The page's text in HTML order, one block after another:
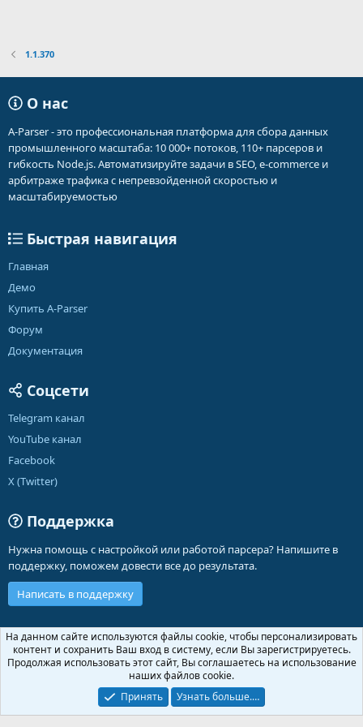
1.1.370
О нас
A-Parser - это профессиональная платформа для сбора данных
промышленного масштаба: 10 000+ потоков, 110+ парсеров и
гибкость Node.js. Автоматизируйте задачи в SEO, e-commerce и
арбитраже трафика с непревзойденной скоростью и
масштабируемостью
Быстрая навигация
Главная
Демо
Купить A-Parser
Форум
Документация
Соцсети
Telegram канал
YouTube канал
Facebook
X (Twitter)
Поддержка
Нужна помощь с настройкой или работой парсера? Напишите в
поддержку, поможем довести все до результата.
Написать в поддержку
Russian (RU)
Обратная связь
Условия и правила
Политика конфиденциальности
Помощь
Community platform by XenForo ® © 2010-2026 XenForo Ltd.
На данном сайте используются файлы cookie, чтобы персонализировать
контент и сохранить Ваш вход в систему, если Вы зарегистрируетесь.
Продолжая использовать этот сайт, Вы соглашаетесь на использование
наших файлов cookie.
Принять
Узнать больше.…